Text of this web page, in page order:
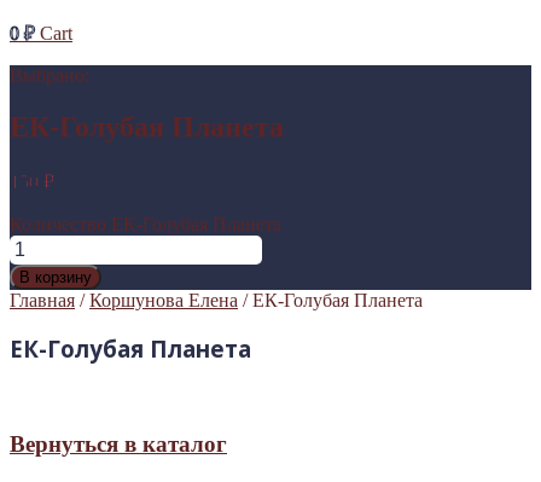
0₽ Cart
Выбрано:
ЕК-Голубая Планета
150 ₽
Количество ЕК-Голубая Планета
В корзину
Главная /Коршунова Елена / ЕК-Голубая Планета
ЕК-Голубая Планета
Вернуться в каталог